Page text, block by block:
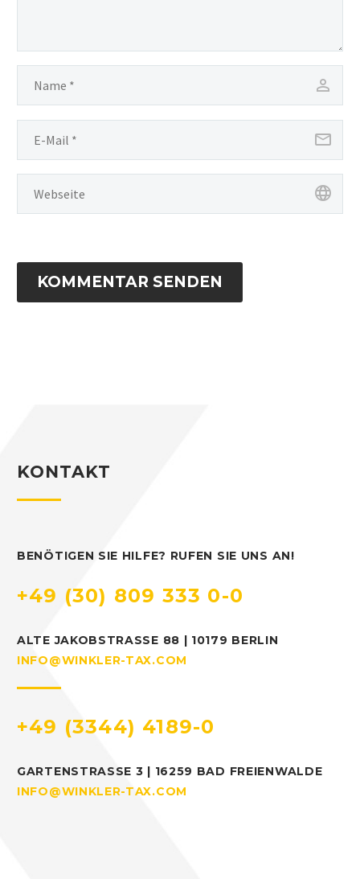
KOMMENTAR SENDEN
KONTAKT
BENÖTIGEN SIE HILFE? RUFEN SIE UNS AN!
+49 (30) 809 333 0-0
ALTE JAKOBSTRASSE 88 | 10179 BERLIN
INFO@WINKLER-TAX.COM
+49 (3344) 4189-0
GARTENSTRASSE 3 | 16259 BAD FREIENWALDE
INFO@WINKLER-TAX.COM